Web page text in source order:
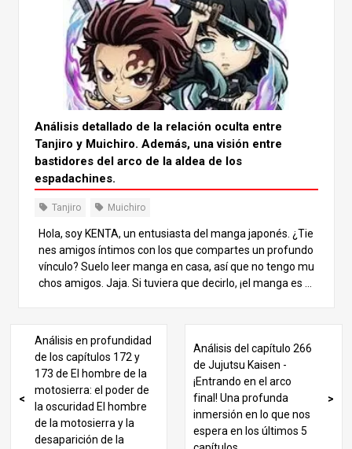
écnica fundamental utilizada por el protagonista, Tanjir
o. Es particularmente popular entre los usuarios debido
a su accesibilidad para los principiantes y a sus ataques
menos llamativos en comparación con otros Estilos de R
espiración, lo que resulta en un dolor relativamente men
or al ser golpeado. Experiencia de Hand Demon Un demo
nio, Hand Demon, describió su derrota como “instantáne
a”. Cuando Tanjiro usó la “Segunda Forma: Rueda de Ag
ua” para decapitarlo, sintió más la bondad de Tanjiro que
el dolor. Así, la sensación de ser cortado por la Respiració
n de Agua es como la de ser suavemente atrapado por u
na lluvia calmante. 2. Sensación de Respiración de Llam
a La Respiración de la Llama es una técnica agresiva utili
comparable, y su belleza es reconocida incluso por los d
emonios a los que golpea.
Análisis detallado de la relación oculta entre
Tanjiro y Muichiro. Además, una visión entre
bastidores del arco de la aldea de los
espadachines.
Tanjiro Muichiro
Hola, soy KENTA, un entusiasta del manga japonés. ¿Tie
nes amigos íntimos con los que compartes un profundo
vínculo? Suelo leer manga en casa, así que no tengo mu
chos amigos. Jaja. Si tuviera que decirlo, ¡el manga es mi
nos tras su batalla conjunta en el arco de la aldea de los
espadachines, y sus interacciones son muy queridas por
los fans. También exploraremos algunas historias entre
bastidores que te harán querer aún más al dúo Tanjiro y
Muichiro, así que lee hasta el final. Los entresijos de la no
vela “One-Winged Butterfly” (Mariposa de una sola ala) E
Análisis en profundidad
de los capítulos 172 y
173 de El hombre de la
motosierra: el poder de
la oscuridad El hombre
de la motosierra y la
desaparición de la
Análisis del capítulo 266
de Jujutsu Kaisen -
¡Entrando en el arco
final! Una profunda
inmersión en lo que nos
espera en los últimos 5